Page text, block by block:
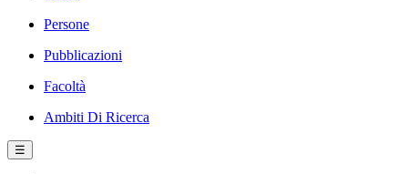
Persone
Pubblicazioni
Facoltà
Ambiti Di Ricerca
☰